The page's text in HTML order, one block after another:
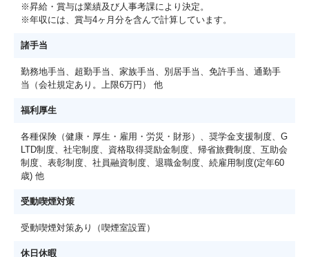
※昇給・賞与は業績及び人事考課により決定。
※年収には、賞与4ヶ月分を含んで計算しています。
諸手当
勤務地手当、超勤手当、家族手当、別居手当、免許手当、通勤手
当（会社規定あり。上限6万円） 他
福利厚生
各種保険（健康・厚生・雇用・労災・財形）、奨学金支援制度、G
LTD制度、社宅制度、資格取得奨励金制度、帰省旅費制度、互助会
制度、表彰制度、社員融資制度、退職金制度、続雇用制度(定年60
歳) 他
受動喫煙対策
受動喫煙対策あり（喫煙室設置）
休日休暇